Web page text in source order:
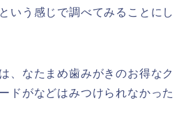
いう感じで調べてみることにし
、なたまめ歯みがきのお得なク
ドがなどはみつけられなかった